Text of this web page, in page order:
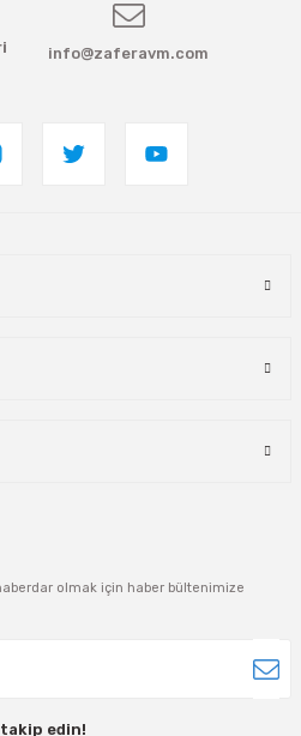
info@zaferavm.com
olmak için haber bültenimize
takip edin!